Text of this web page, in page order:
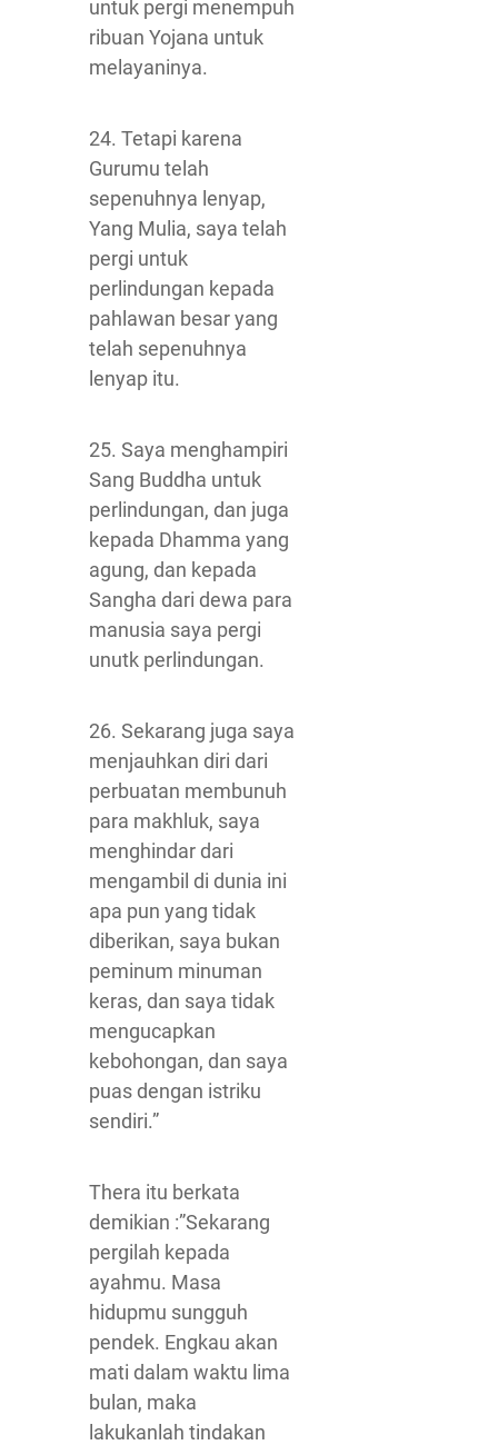
untuk pergi menempuh
ribuan Yojana untuk
melayaninya.
24. Tetapi karena
Gurumu telah
sepenuhnya lenyap,
Yang Mulia, saya telah
pergi untuk
perlindungan kepada
pahlawan besar yang
telah sepenuhnya
lenyap itu.
25. Saya menghampiri
Sang Buddha untuk
perlindungan, dan juga
kepada Dhamma yang
agung, dan kepada
Sangha dari dewa para
manusia saya pergi
unutk perlindungan.
26. Sekarang juga saya
menjauhkan diri dari
perbuatan membunuh
para makhluk, saya
menghindar dari
mengambil di dunia ini
apa pun yang tidak
diberikan, saya bukan
peminum minuman
keras, dan saya tidak
mengucapkan
kebohongan, dan saya
puas dengan istriku
sendiri.”
Thera itu berkata
demikian :”Sekarang
pergilah kepada
ayahmu. Masa
hidupmu sungguh
pendek. Engkau akan
mati dalam waktu lima
bulan, maka
lakukanlah tindakan